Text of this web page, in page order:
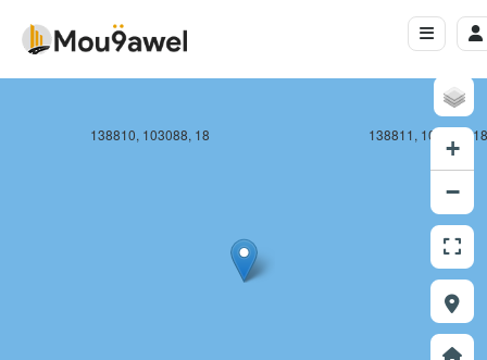
138810, 103088, 18 138811, 103088, 18
+
−